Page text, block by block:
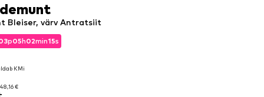
p05h02min14s
KMi
€
p05h02min14s
Bleiser, värv Antratsiit